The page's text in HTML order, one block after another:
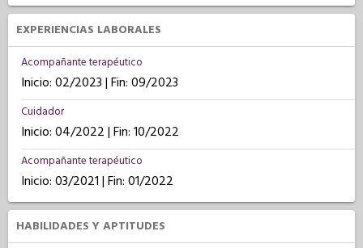
EXPERIENCIAS LABORALES
Acompañante terapéutico
Inicio: 02/2023 | Fin: 09/2023
Cuidador
Inicio: 04/2022 | Fin: 10/2022
Acompañante terapéutico
Inicio: 03/2021 | Fin: 01/2022
HABILIDADES Y APTITUDES